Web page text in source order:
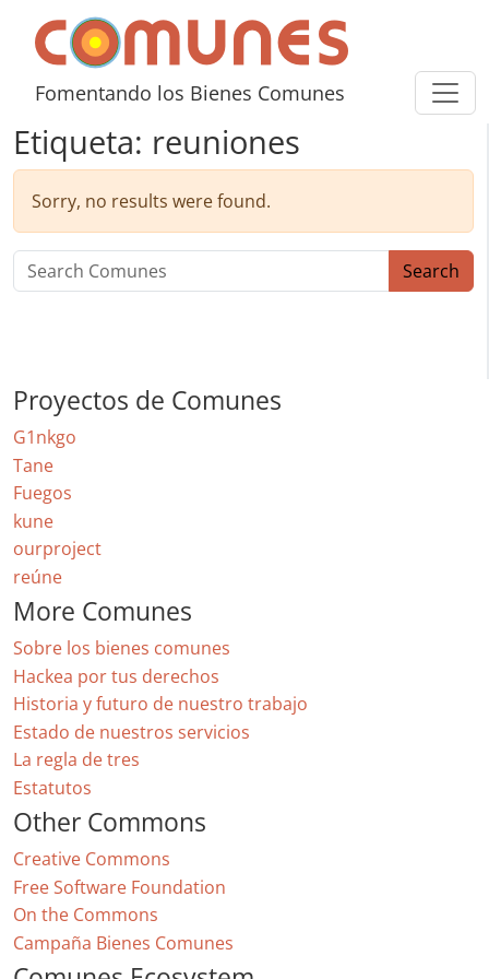
Skip to content
Comunes
Fomentando los Bienes Comunes
Etiqueta: reuniones
Sorry, no results were found.
Search for: Search
Proyectos de Comunes
G1nkgo
Tane
Fuegos
kune
ourproject
reúne
More Comunes
Sobre los bienes comunes
Hackea por tus derechos
Historia y futuro de nuestro trabajo
Estado de nuestros servicios
La regla de tres
Estatutos
Other Commons
Creative Commons
Free Software Foundation
On the Commons
Campaña Bienes Comunes